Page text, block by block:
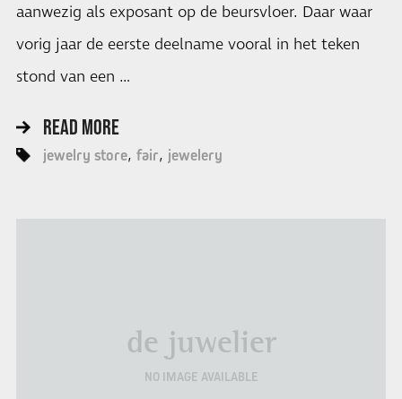
aanwezig als exposant op de beursvloer. Daar waar
vorig jaar de eerste deelname vooral in het teken
stond van een …
READ MORE
jewelry store fair jewelery
de juwelier
NO IMAGE AVAILABLE